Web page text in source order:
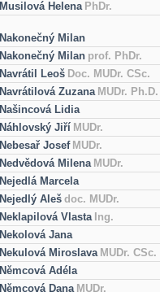
Musilová Helena PhDr.
Nakonečný Milan
Nakonečný Milan prof. PhDr.
Navrátil Leoš Doc. MUDr. CSc.
Navrátilová Zuzana MUDr. Ph.D.
Našincová Lidia
Náhlovský Jiří MUDr.
Nebesař Josef MUDr.
Nedvědová Milena MUDr.
Nejedlá Marcela
Nejedlý Aleš doc. MUDr.
Neklapilová Vlasta Ing.
Nekolová Jana
Nekulová Miroslava MUDr. CSc.
Němcová Adéla
Němcová Dana MUDr.